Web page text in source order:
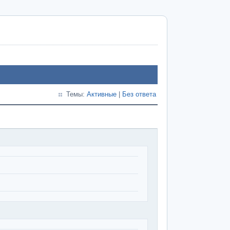
Темы: Активные Без ответа